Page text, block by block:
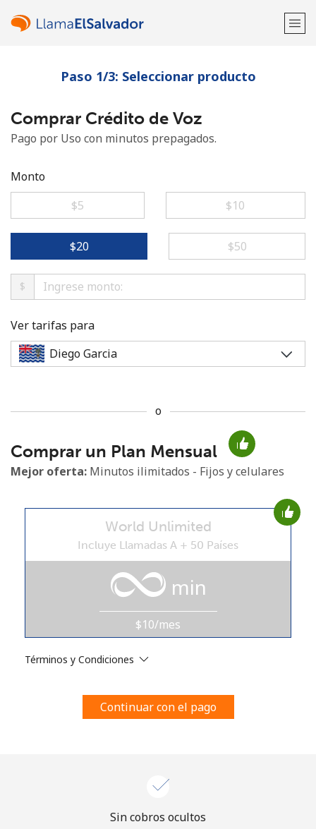
¡Bienvenido!
¿Ya tienes una cuenta?Inicia sesión →
No se ha creado una contraseña
Mínimo 8 caracteres
Una letra mayúscula y una minúscula
Un número
estosTérminos y condiciones.
Únete
¡Hola!
Inicia sesión oREGÍSTRATE →
Paso 1/3: Seleccionar producto
Comprar Crédito de Voz
Pago por Uso con minutos prepagados.
Monto
⁦$5⁩
⁦$10⁩
⁦$20⁩ ⁦$50⁩
$
Ver tarifas para
o
Comprar un Plan Mensual
Mejor oferta: Minutos ilimitados - Fijos y celulares
World Unlimited
Incluye Llamadas A + 50 Países
min
$10/mes
Términos y Condiciones
Continuar con el pago
Sin cobros ocultos